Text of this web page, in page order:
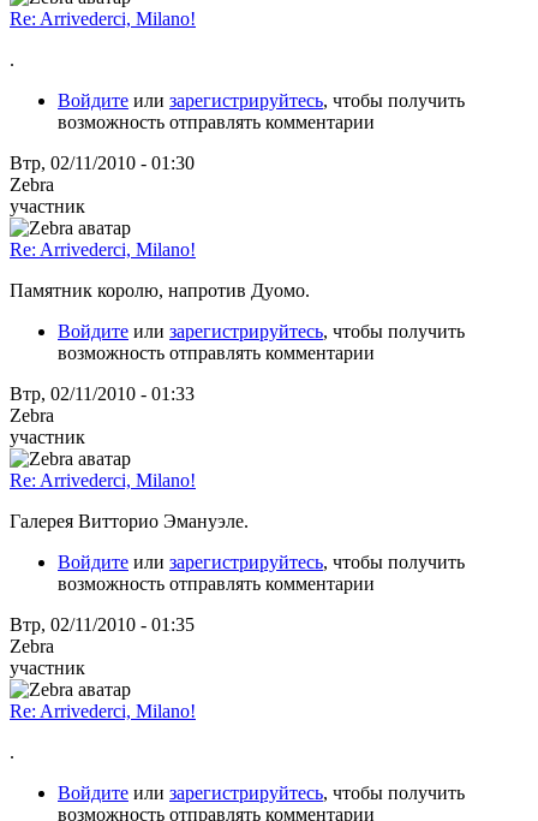
Re: Arrivederci, Milano!
.
Войдите или зарегистрируйтесь, чтобы получить
возможность отправлять комментарии
Втр, 02/11/2010 - 01:30
Zebra
участник
Re: Arrivederci, Milano!
Памятник королю, напротив Дуомо.
Войдите или зарегистрируйтесь, чтобы получить
возможность отправлять комментарии
Втр, 02/11/2010 - 01:33
Zebra
участник
Re: Arrivederci, Milano!
Галерея Витторио Эмануэле.
Войдите или зарегистрируйтесь, чтобы получить
возможность отправлять комментарии
Втр, 02/11/2010 - 01:35
Zebra
участник
Re: Arrivederci, Milano!
.
Войдите или зарегистрируйтесь, чтобы получить
возможность отправлять комментарии